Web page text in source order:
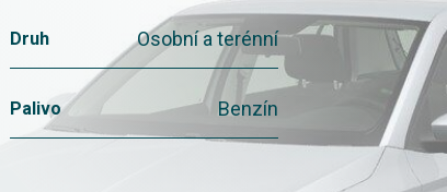
Druh Osobní a terénní
Palivo Benzín